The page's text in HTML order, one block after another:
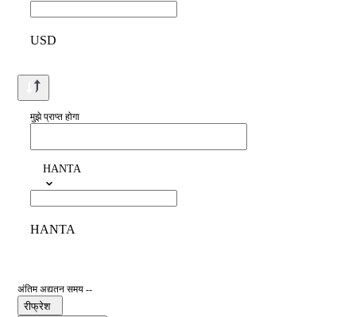
USD
मुझे प्राप्त होगा
HANTA
HANTA
अंतिम अद्यतन समय --
रीफ्रेश